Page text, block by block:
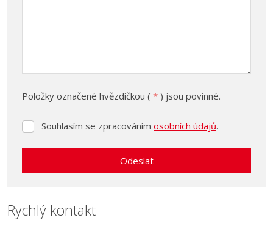
Položky označené hvězdičkou ( * ) jsou povinné.
Souhlasím
zpracováním
Souhlasím se zpracováním osobních údajů.
Odeslat
se
nepodařilo
Rychlý kontakt